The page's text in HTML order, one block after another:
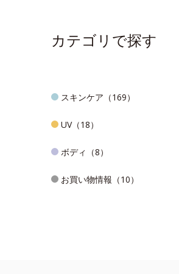
カテゴリで探す
スキンケア（169）
UV（18）
ボディ（8）
お買い物情報（10）